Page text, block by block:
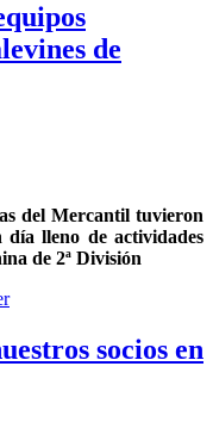
de
del Mercantil tuvieron
lleno de actividades
de 2ª División
socios en